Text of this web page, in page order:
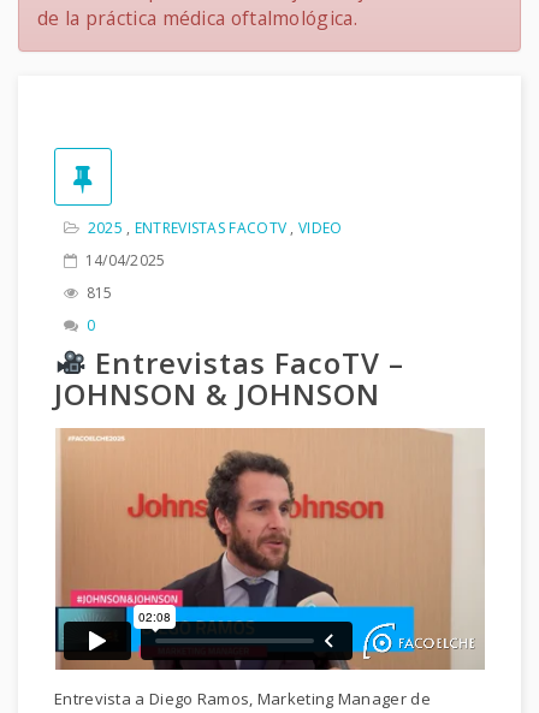
de la práctica médica oftalmológica.
2025 , ENTREVISTAS FACOTV ,VIDEO
14/04/2025
815
0
Entrevistas FacoTV –
JOHNSON & JOHNSON
Entrevista a Diego Ramos, Marketing Manager de